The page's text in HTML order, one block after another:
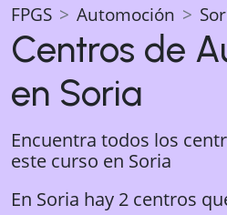
FPGS Automoción
Centros de
en Soria
Encuentra todos los
este curso en Soria
En Soria hay 2 centros